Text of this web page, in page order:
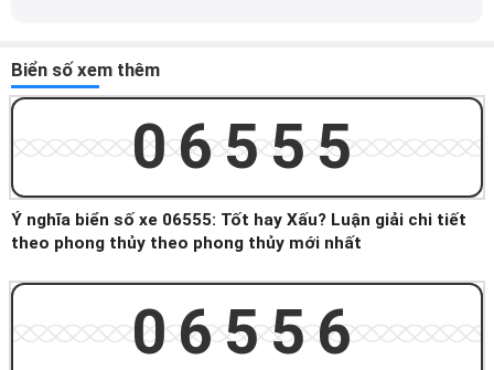
Biển số xem thêm
06555
Ý nghĩa biển số xe 06555: Tốt hay Xấu? Luận giải chi tiết
theo phong thủy theo phong thủy mới nhất
06556